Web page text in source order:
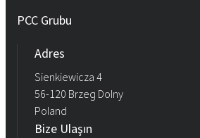
PCC Grubu
Adres
Sienkiewicza 4
56-120 Brzeg Dolny
Poland
Bize Ulaşın